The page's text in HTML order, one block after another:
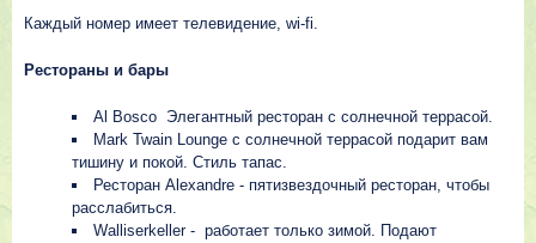
Каждый номер имеет телевидение, wi-fi.
Рестораны и бары
Al Bosco Элегантный ресторан с солнечной террасой.
Mark Twain Lounge с солнечной террасой подарит вам
тишину и покой. Стиль тапас.
Ресторан Alexandre - пятизвездочный ресторан, чтобы
расслабиться.
Walliserkeller - работает только зимой. Подают